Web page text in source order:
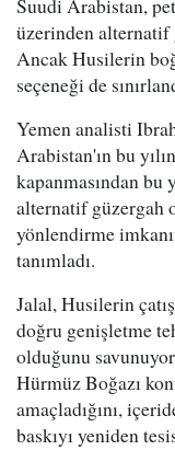
Suudi Arabistan,
üzerinden alternatif
Ancak Husilerin
seçeneği de
Yemen analisti
Arabistan'ın bu
kapanmasından bu
alternatif güzergah
yönlendirme
tanımladı.
Jalal, Husilerin
doğru genişletme
olduğunu
Hürmüz Boğazı
amaçladığını,
baskıyı yeniden